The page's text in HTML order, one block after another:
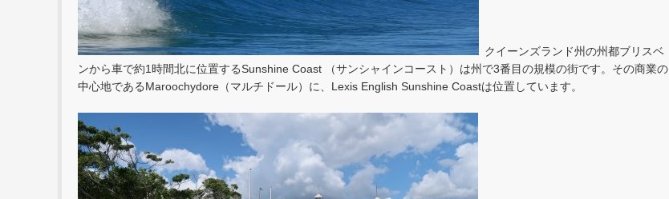
クイーンズランド州の州都ブリスベ
ンから車で約1時間北に位置するSunshine Coast （サンシャインコースト）は州で3番目の規模の街です。その商業の
中心地であるMaroochydore（マルチドール）に、Lexis English Sunshine Coastは位置しています。